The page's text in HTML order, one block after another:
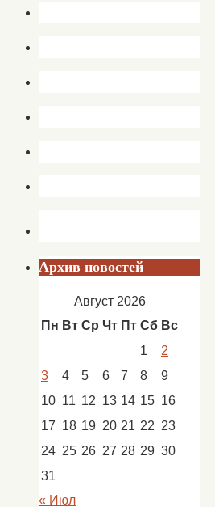
Архив новостей
Август 2026
Пн Вт Ср Чт Пт Сб Вс
1
2
3
4 5 6 7 8
9
10 11 12 13 14 15 16
17 18 19 20 21 22 23
24 25 26 27 28 29 30
31
« Июл